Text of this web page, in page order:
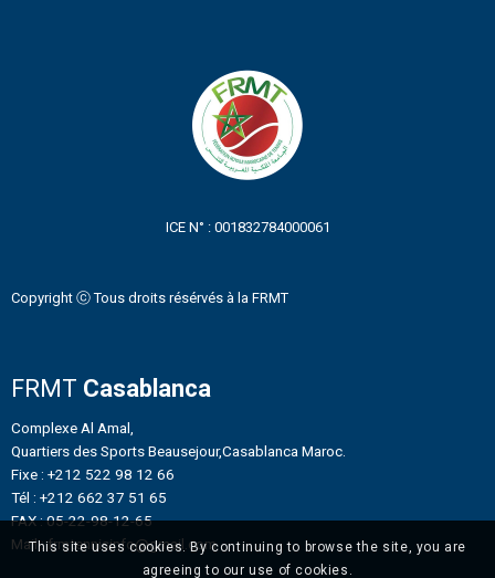
ICE N° : 001832784000061
Copyright ⓒ Tous droits résérvés à la FRMT
FRMT Casablanca
Complexe Al Amal,
Quartiers des Sports Beausejour,Casablanca Maroc.
Fixe : +212 522 98 12 66
Tél : +212 662 37 51 65
FAX : 05-22-98-12-65
Mail : frmtennisinfo@gmail.com
This site uses cookies. By continuing to browse the site, you are
agreeing to our use of cookies.